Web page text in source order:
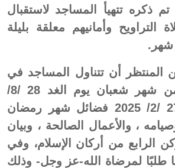
ذكره تتهيأ المساجد لاستقبال
التراويح وأمانيهم معلقة بليلة
شهر.
المنتظر أن تتناول المساجد في
خطبتها الأخيرة من شهر شعبان يوم الغد 28 /8/
1446 الموافق 27 /2/ 2025 فضائل شهر رمضان
، والأعمال الصالحة ، وبيان
الرابع من أركان الإسلام، وفي
طلبًا لمرضاة الله-عز وجل- وذلك